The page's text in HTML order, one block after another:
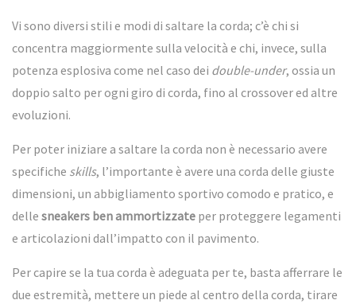
Vi sono diversi stili e modi di saltare la corda; c’è chi si
concentra maggiormente sulla velocità e chi, invece, sulla
potenza esplosiva come nel caso dei double-under, ossia un
doppio salto per ogni giro di corda, fino al crossover ed altre
evoluzioni.
Per poter iniziare a saltare la corda non è necessario avere
specifiche skills, l’importante è avere una corda delle giuste
dimensioni, un abbigliamento sportivo comodo e pratico, e
delle sneakers ben ammortizzate per proteggere legamenti
e articolazioni dall’impatto con il pavimento.
Per capire se la tua corda è adeguata per te, basta afferrare le
due estremità, mettere un piede al centro della corda, tirare